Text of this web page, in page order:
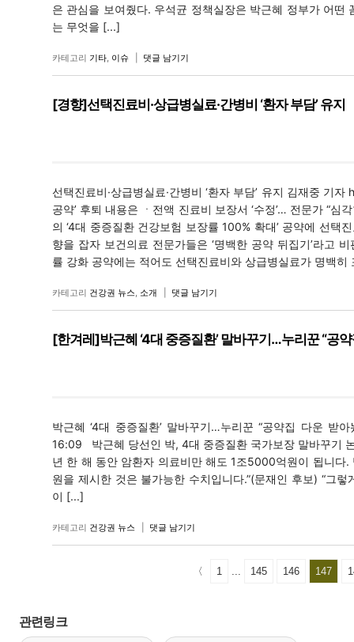
은 관심을 보여줬다. 우석균 정책실장은 박근혜 정부가 어
는 무엇을 [...]
카테고리 기타 이슈 댓글 남기기
[경향]선택진료비·상급병실료·간병비 ‘환자 부담’ 유지
선택진료비·상급병실료·간병비 ‘환자 부담’ 유지 김재중 기
공약’ 후퇴 내용은 ㆍ전액 진료비 보장서 ‘수정’… 전문가 “
의 ‘4대 중증질환 건강보험 보장률 100% 확대’ 공약에 선택
향을 잡자 보건의료 전문가들은 ‘명백한 공약 뒤집기’라고
률 강화 공약에는 적어도 선택진료비와 상급병실료가 명백
카테고리 건강권 뉴스 소개 댓글 남기기
[한겨레]박근혜 ‘4대 중증질환’ 말바꾸기…누리꾼 “공
박근혜 ‘4대 중증질환’ 말바꾸기…누리꾼 “공약집 다운
16:09 박근혜 당선인 박, 4대 중증질환 국가보장 말바꾸기
년 한 해 동안 암환자 의료비만 해도 1조5000억원이 됩니
원을 제시한 것은 불가능한 수치입니다.”(문재인 후보) “그
이 [...]
카테고리 건강권 뉴스 댓글 남기기
〈 1 145 146 147
관련링크